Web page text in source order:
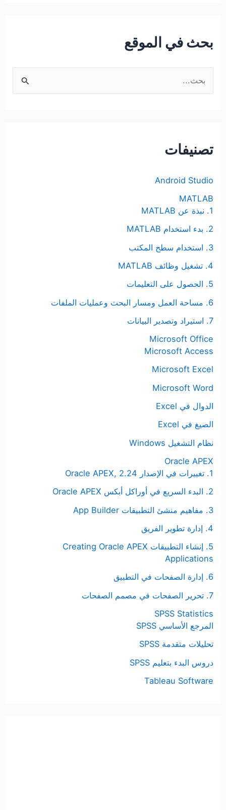
بحث في الموقع
ع
تصنيفات
Android Studio
MATLAB
1. نبذة عن MATLAB
2. بدء استخدام MATLAB
3. استخدام سطح المكتب
4. تشغيل وظائف MATLAB
5. الحصول على التعليمات
6. مساحة العمل ومسار البحث وعمليات الملفات
7. استيراد وتصدير البيانات
Microsoft Office
Microsoft Access
Microsoft Excel
Microsoft Word
الدوال في Excel
الصيغ في Excel
نظام التشغيل Windows
Oracle APEX
1. تغييرات في الإصدار Oracle APEX, 2.24
2. البدء السريع في أوراكل أبكس Oracle APEX
3. مفاهيم منشئ التطبيقات App Builder
4. إدارة تطوير الفريق
5. إنشاء التطبيقات Creating Oracle APEX
Applications
6. إدارة الصفحات في التطبيق
7. تحرير الصفحات في مصمم الصفحات
SPSS Statistics
المرجع الأساسي SPSS
تحليلات متقدمة SPSS
دروس البدء بتعليم SPSS
Tableau Software